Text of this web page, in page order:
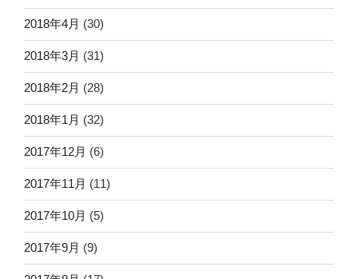
2018年4月 (30)
2018年3月 (31)
2018年2月 (28)
2018年1月 (32)
2017年12月 (6)
2017年11月 (11)
2017年10月 (5)
2017年9月 (9)